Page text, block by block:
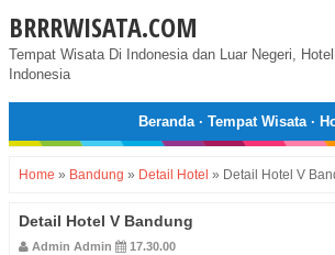
BRRRWISATA.COM
Tempat Wisata Di Indonesia dan Luar Negeri,
Indonesia
Beranda· Tempat Wisata·
Home » Bandung » Detail Hotel » Detail Hotel V
Detail Hotel V Bandung
Admin Admin 17.30.00